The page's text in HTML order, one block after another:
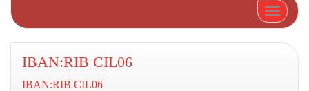
IBAN:RIB CIL06
IBAN:RIB CIL06